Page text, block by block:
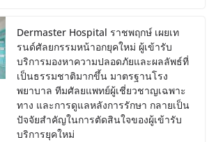
Dermaster Hospital ราชพฤกษ์ เผยเท
รนด์ศัลยกรรมหน้าอกยุคใหม่ ผู้เข้ารับ
บริการมองหาความปลอดภัยและผลลัพธ์ที่
เป็นธรรมชาติมากขึ้น มาตรฐานโรง
พยาบาล ทีมศัลยแพทย์ผู้เชี่ยวชาญเฉพาะ
ทาง และการดูแลหลังการรักษา กลายเป็น
ปัจจัยสำคัญในการตัดสินใจของผู้เข้ารับ
บริการยุคใหม่